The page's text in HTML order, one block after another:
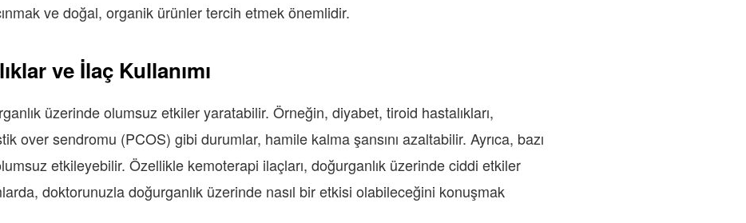
ve doğal, organik ürünler tercih etmek önemlidir.
ve İlaç Kullanımı
üzerinde olumsuz etkiler yaratabilir. Örneğin, diyabet, tiroid hastalıkları,
over sendromu (PCOS) gibi durumlar, hamile kalma şansını azaltabilir. Ayrıca, bazı
etkileyebilir. Özellikle kemoterapi ilaçları, doğurganlık üzerinde ciddi etkiler
doktorunuzla doğurganlık üzerinde nasıl bir etkisi olabileceğini konuşmak